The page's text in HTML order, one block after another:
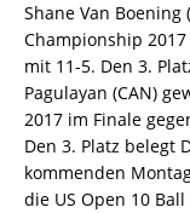
Shane Van Boening
Championship
mit 11-5. Den 3.
Pagulayan (CAN)
2017 im Finale
Den 3. Platz belegt
kommenden
die US Open 10